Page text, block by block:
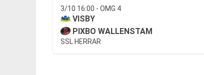
3/10 16:00 - OMG 4
VISBY
PIXBO WALLENSTAM
SSL HERRAR